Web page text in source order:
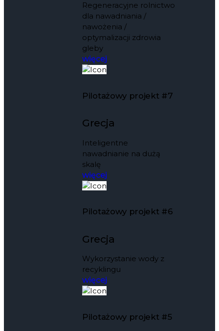
Regeneracyjne rolnictwo
dla nawadniania /
nawożenia /
optymalizacji zdrowia
gleby
więcej
Pilotażowy projekt #7
Grecja
Inteligentne
nawadnianie na dużą
skalę
więcej
Pilotażowy projekt #6
Grecja
Wykorzystanie wody z
recyklingu
więcej
Pilotażowy projekt #5